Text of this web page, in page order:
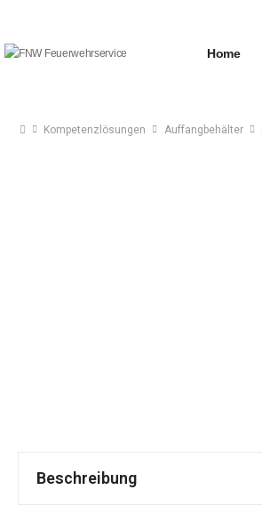
Home
Kompetenzlösungen Auffangbehälter
Beschreibung